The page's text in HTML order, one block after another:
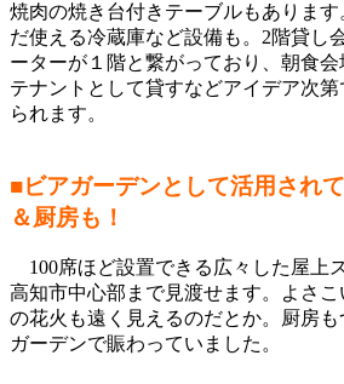
焼肉の焼き台付きテーブルもあります
だ使える冷蔵庫など設備も。2階貸し
ーターが１階と繋がっており、朝食
テナントとして貸すなどアイデア次第
られます。
■ビアガーデンとして活用され
＆厨房も！​
100席ほど設置できる広々した屋上
高知市中心部まで見渡せます。よさこ
の花火も遠く見えるのだとか。厨房
ガーデンで賑わっていました。